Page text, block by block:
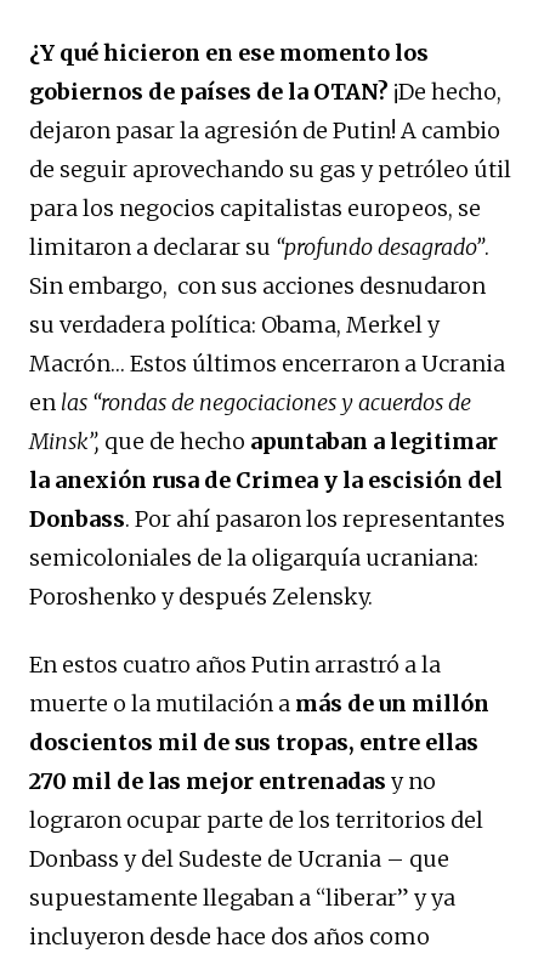
¿Y qué hicieron en ese momento los
gobiernos de países de la OTAN? ¡De hecho,
dejaron pasar la agresión de Putin! A cambio
de seguir aprovechando su gas y petróleo útil
para los negocios capitalistas europeos, se
limitaron a declarar su “profundo desagrado”.
Sin embargo, con sus acciones desnudaron
su verdadera política: Obama, Merkel y
Macrón… Estos últimos encerraron a Ucrania
en las “rondas de negociaciones y acuerdos de
Minsk”, que de hecho apuntaban a legitimar
la anexión rusa de Crimea y la escisión del
Donbass. Por ahí pasaron los representantes
semicoloniales de la oligarquía ucraniana:
Poroshenko y después Zelensky.
En estos cuatro años Putin arrastró a la
muerte o la mutilación a más de un millón
doscientos mil de sus tropas, entre ellas
270 mil de las mejor entrenadas y no
lograron ocupar parte de los territorios del
Donbass y del Sudeste de Ucrania – que
supuestamente llegaban a “liberar” y ya
incluyeron desde hace dos años como